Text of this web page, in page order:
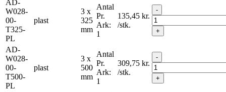
AD-
W028-
00-
T325-
PL
plast
3 x
325
mm
Antal
Pr.
Ark:
1
135,45 kr.
/stk.
-
+
AD-
W028-
00-
T500-
PL
plast
3 x
500
mm
Antal
Pr.
Ark:
1
309,75 kr.
/stk.
-
+